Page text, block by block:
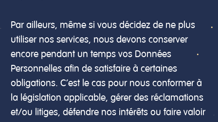
Par ailleurs, même si vous décidez de ne plus
utiliser nos services, nous devons conserver
encore pendant un temps vos Données
Personnelles afin de satisfaire à certaines
obligations. C’est le cas pour nous conformer à
la législation applicable, gérer des réclamations
et/ou litiges, défendre nos intérêts ou faire valoir